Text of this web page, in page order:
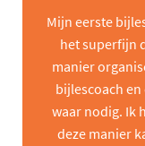
Mijn eerste
het superfijn
manier
bijlescoach
waar nodig. Ik
deze manier